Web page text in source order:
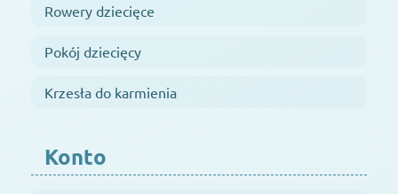
Rowery dziecięce
Pokój dziecięcy
Krzesła do karmienia
Konto